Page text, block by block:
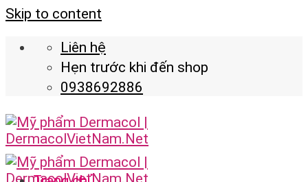
Skip to content
Liên hệ
Hẹn trước khi đến shop
0938692886